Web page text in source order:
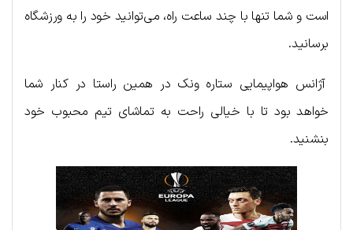
است و شما تنها با چند ساعت راه، می‌توانید خود را به ورزشگاه
برسانید.
آژانس هواپیمایی ستاره ونک در همین راستا در کنار شما
خواهد بود تا با خیالی راحت به تماشای تیم محبوب خود
بنشنید.